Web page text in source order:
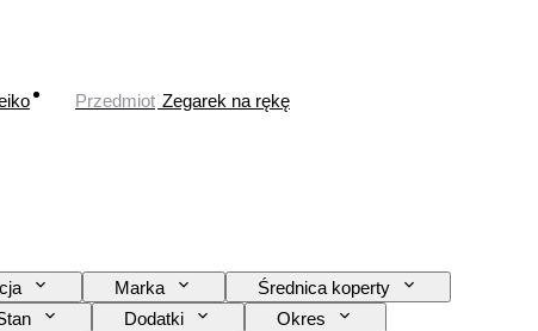
Przedmiot Zegarek na rękę
Marka
Średnica koperty
Dodatki
Okres